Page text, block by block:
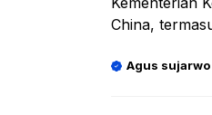
China,
Agus sujarwo